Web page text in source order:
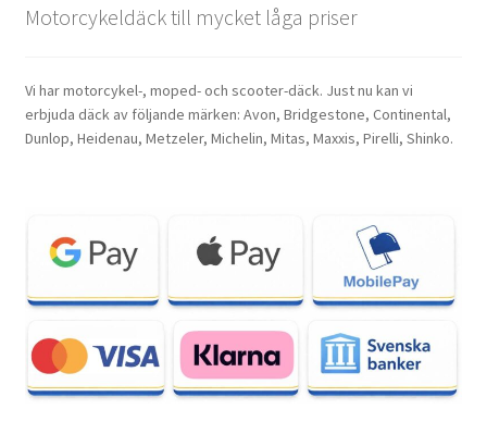
Motorcykeldäck till mycket låga priser
Vi har motorcykel-, moped- och scooter-däck. Just nu kan vi
erbjuda däck av följande märken: Avon, Bridgestone, Continental,
Dunlop, Heidenau, Metzeler, Michelin, Mitas, Maxxis, Pirelli, Shinko.